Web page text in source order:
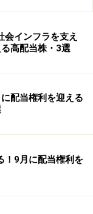
＞
様に、テレビの
を見たりしては
実情報を掴むこ
投資をやってい
別として、多く
必然性はないの
ってみてくださ
感じるかもしれ
会インフラを支え
高配当株・3選
配当権利を迎える
！9月に配当権利を